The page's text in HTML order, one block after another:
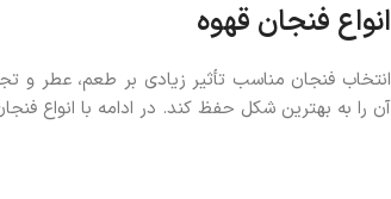
انواع فنجان قهوه
انتخاب فنجان مناسب تأثیر زیادی بر طعم، عطر و
آن را به بهترین شکل حفظ کند. در ادامه با انواع